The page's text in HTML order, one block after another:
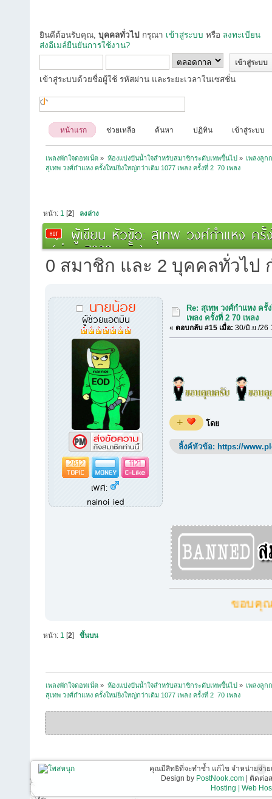
ยินดีต้อนรับคุณ, บุคคลทั่วไป กรุณา เข้าสู่ระบบ หรือ ลงทะเบียน
ส่งอีเมล์ยืนยันการใช้งาน?
เข้าสู่ระบบด้วยชื่อผู้ใช้ รหัสผ่าน และระยะเวลาในเซสชั่น
หน้าแรก ช่วยเหลือ ค้นหา ปฏิทิน เข้าสู่ระบบ
เพลงพักใจดอทเน็ต » ห้องแบ่งปันน้ำใจสำหรับสมาชิกระดับเทพขึ้นไป » เพลงลูก
สุเทพ วงศ์กำแหง ครั้งใหม่ยิ่งใหญ่กว่าเดิม 1077 เพลง ครั้งที่ 2  70 เพลง
หน้า: 1 [2] ลงล่าง
ผู้เขียน หัวข้อ: สุเทพ วงศ์กำแหง ครั้
(อ่าน 7832 ครั้ง)
0 สมาชิก และ 2 บุคคลทั่วไป
นายน้อย
ผู้ช่วยแอตมิน
2812
1121
เพศ:
nainoi ied
Re: สุเทพ วงศ์กำแหง ครั้
เพลง ครั้งที่ 2 70 เพลง
« ตอบกลับ #15 เมื่อ: 30/มิ.ย./26
+ โดย
ลิ้งค์หัวข้อ: https://
ขอบคุณค
หน้า: 1 [2 ]ขึ้นบน
เพลงพักใจดอทเน็ต » ห้องแบ่งปันน้ำใจสำหรับสมาชิกระดับเทพขึ้นไป » เพลงลูก
สุเทพ วงศ์กำแหง ครั้งใหม่ยิ่งใหญ่กว่าเดิม 1077 เพลง ครั้งที่ 2  70 เพลง
คุณมีสิทธิที่จะทำซ้ำ แก้ไข จำหน่ายจ่า
Design by PostNook.com| ติดต่อส
Hosting | Web